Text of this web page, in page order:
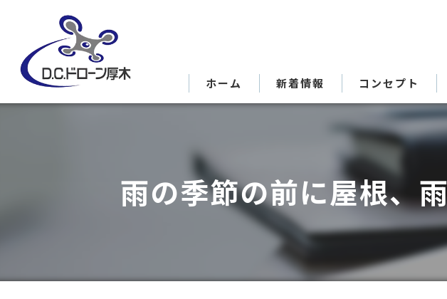
ホーム 新着情報 コンセプト
代表挨拶
雨の季節の前に屋根、